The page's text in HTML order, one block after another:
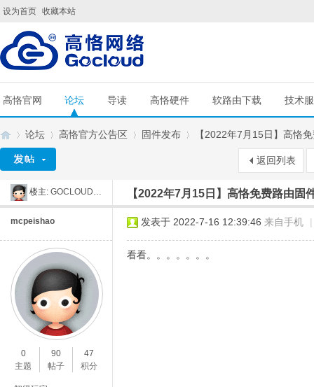
设为首页 收藏本站
高恪官网 论坛 导读 高恪硬件 软路由下载 技术
»
论坛
›
高恪官方公告区 固件发布
›
【2022年7月15日】高恪
返回列表
楼主: GOCLOUD刘工 【2022年7月15日】高恪免费路由固
mcpeishao
0
主题
90
帖子
47
积分
发表于 2022-7-16 12:39:46 来自手机 |
看看。。。。。。。